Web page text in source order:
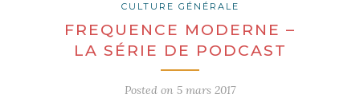
CULTURE GÉNÉRALE
FREQUENCE MODERNE –
LA SÉRIE DE PODCAST
Posted on 5 mars 2017